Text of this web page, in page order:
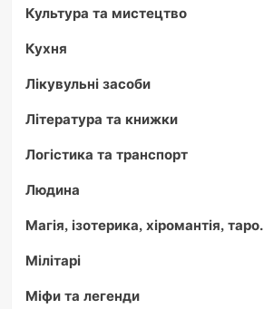
Культура та мистецтво
Кухня
Лікувульні засоби
Література та книжки
Логістика та транспорт
Людина
Магія, ізотерика, хіромантія, таро.
Мілітарі
Міфи та легенди